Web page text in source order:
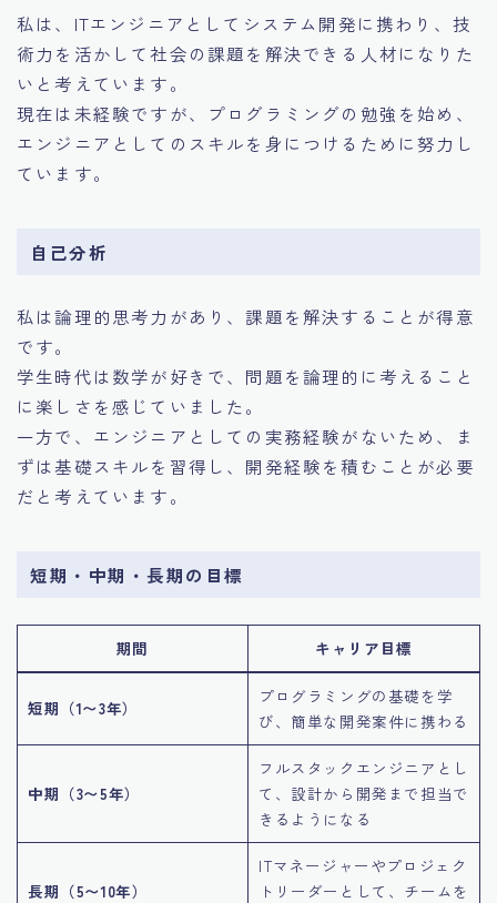
私は、ITエンジニアとしてシステム開発に携わり、技
術力を活かして社会の課題を解決できる人材になりた
いと考えています。
現在は未経験ですが、プログラミングの勉強を始め、
エンジニアとしてのスキルを身につけるために努力し
ています。
自己分析
私は論理的思考力があり、課題を解決することが得意
です。
学生時代は数学が好きで、問題を論理的に考えること
に楽しさを感じていました。
一方で、エンジニアとしての実務経験がないため、ま
ずは基礎スキルを習得し、開発経験を積むことが必要
だと考えています。
短期・中期・長期の目標
期間 キャリア目標
短期（1〜3年）
プログラミングの基礎を学
び、簡単な開発案件に携わる
中期（3〜5年）
フルスタックエンジニアとし
て、設計から開発まで担当で
きるようになる
長期（5〜10年）
ITマネージャーやプロジェク
トリーダーとして、チームを